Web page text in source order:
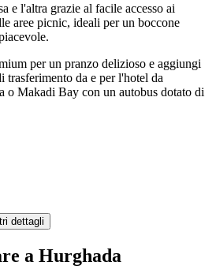
e l'altra grazie al facile accesso ai
aree picnic, ideali per un boccone
per un pranzo delizioso e aggiungi
trasferimento da e per l'hotel da
o Makadi Bay con un autobus dotato di
dettagli
a Hurghada